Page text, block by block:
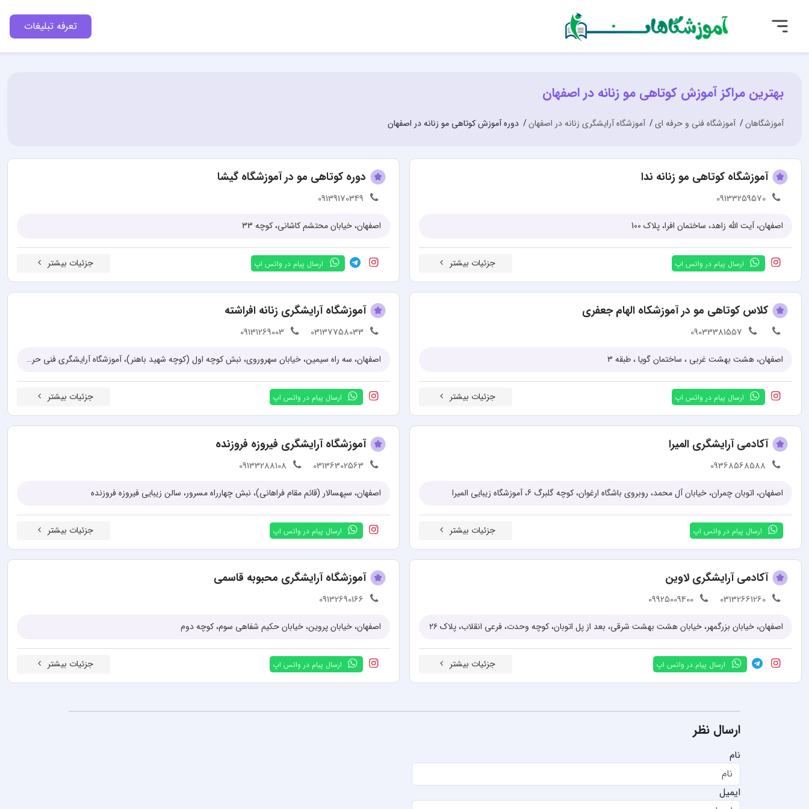
تعرفه تبلیغات
بهترین مراکز آموزش کوتاهی مو زنانه در اصفهان
آموزشگاهان آموزشگاه فنی و حرفه ای آموزشگاه آرایشگری زنانه در اصفهان دوره آموزش کوتاهی مو زنانه در اصفهان
آموزشگاه کوتاهی مو زنانه ندا
09133259570
اصفهان، آیت الله زاهد، ساختمان افرا، پلاک 100
ارسال پیام در واتس اپ جزئیات بیشتر
دوره کوتاهی مو در آموزشگاه گیشا
09139170349
اصفهان، خیابان محتشم کاشانی، کوچه 33
ارسال پیام در واتس اپ جزئیات بیشتر
کلاس کوتاهی مو در آموزشکاه الهام جعفری
09033381557
اصفهان، هشت بهشت غربی ، ساختمان گویا ، طبقه ۳
ارسال پیام در واتس اپ جزئیات بیشتر
آموزشگاه آرایشگری زنانه افراشته
03137758033
09131269003
اصفهان، سه راه سیمین، خیابان سهروروی، نبش کوچه اول (کوچه شهید باهنر)، آموزشگاه آرایشگری فنی حرفه ای افراشته
ارسال پیام در واتس اپ جزئیات بیشتر
آکادمی آرایشگری المیرا
09368568588
اصفهان، اتوبان چمران، خیابان آل محمد، روبروی باشگاه ارغوان، کوچه گلبرگ 6، آموزشگاه زیبایی المیرا
ارسال پیام در واتس اپ جزئیات بیشتر
آموزشگاه آرایشگری فیروزه فروزنده
03136302563
09133288108
اصفهان، سپهسالار (قائم مقام فراهانی)، نبش چهارراه مسرور، سالن زیبایی فیروزه فروزنده
ارسال پیام در واتس اپ جزئیات بیشتر
آکادمی آرایشگری لاوین
03132661260
09925009400
اصفهان، خیابان بزرگمهر، خیابان هشت بهشت شرقی، بعد از پل اتوبان، کوچه وحدت، فرعی انقلاب، پلاک ۲۶
ارسال پیام در واتس اپ جزئیات بیشتر
آموزشگاه آرایشگری محبوبه قاسمی
09132690166
اصفهان، خیابان پروین، خیابان حکیم شفاهی سوم، کوچه دوم
ارسال پیام در واتس اپ جزئیات بیشتر
ارسال نظر
نام
ایمیل